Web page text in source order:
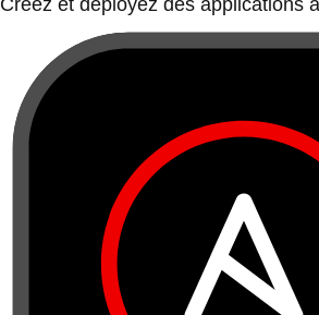
Créez et déployez des applications